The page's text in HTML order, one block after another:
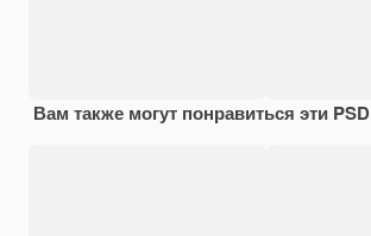
Вам также могут понравиться эти PSD